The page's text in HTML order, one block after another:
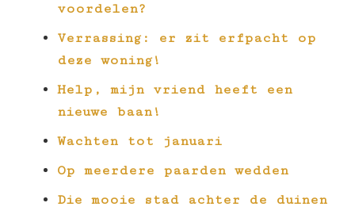
voordelen?
Verrassing: er zit erfpacht op
deze woning!
Help, mijn vriend heeft een
nieuwe baan!
Wachten tot januari
Op meerdere paarden wedden
Die mooie stad achter de duinen